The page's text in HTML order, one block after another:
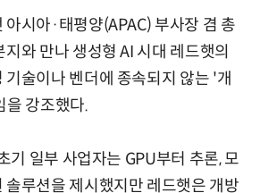
아시아·태평양(APAC) 부사장 겸 총
와 만나 생성형 AI 시대 레드햇의
기술이나 벤더에 종속되지 않는 '개
을 강조했다.
기 일부 사업자는 GPU부터 추론, 모
솔루션을 제시했지만 레드햇은 개방